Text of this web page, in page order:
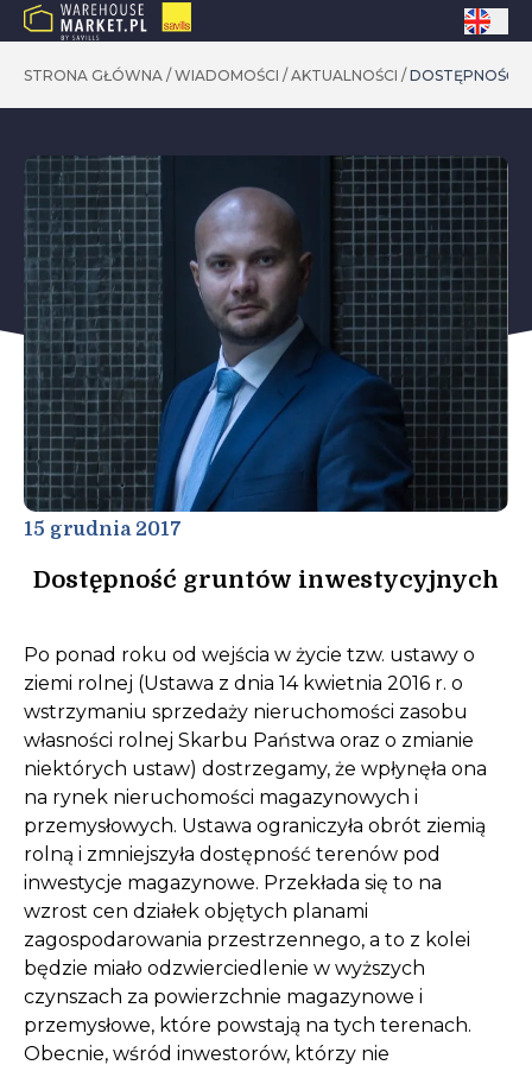
STRONA GŁÓWNA / WIADOMOŚCI / AKTUALNOŚCI / DOSTĘPNOŚĆ
15 grudnia 2017
Dostępność gruntów inwestycyjnych
Po ponad roku od wejścia w życie tzw. ustawy o
ziemi rolnej (Ustawa z dnia 14 kwietnia 2016 r. o
wstrzymaniu sprzedaży nieruchomości zasobu
własności rolnej Skarbu Państwa oraz o zmianie
niektórych ustaw) dostrzegamy, że wpłynęła ona
na rynek nieruchomości magazynowych i
przemysłowych. Ustawa ograniczyła obrót ziemią
rolną i zmniejszyła dostępność terenów pod
inwestycje magazynowe. Przekłada się to na
wzrost cen działek objętych planami
zagospodarowania przestrzennego, a to z kolei
będzie miało odzwierciedlenie w wyższych
czynszach za powierzchnie magazynowe i
przemysłowe, które powstają na tych terenach.
Obecnie, wśród inwestorów, którzy nie